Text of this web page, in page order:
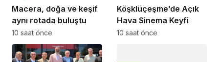
Macera, doğa ve keşif
aynı rotada buluştu
10 saat önce
Köşklüçeşme’de Açık
Hava Sinema Keyfi
10 saat önce